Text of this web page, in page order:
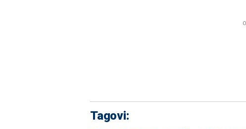
Tagovi: